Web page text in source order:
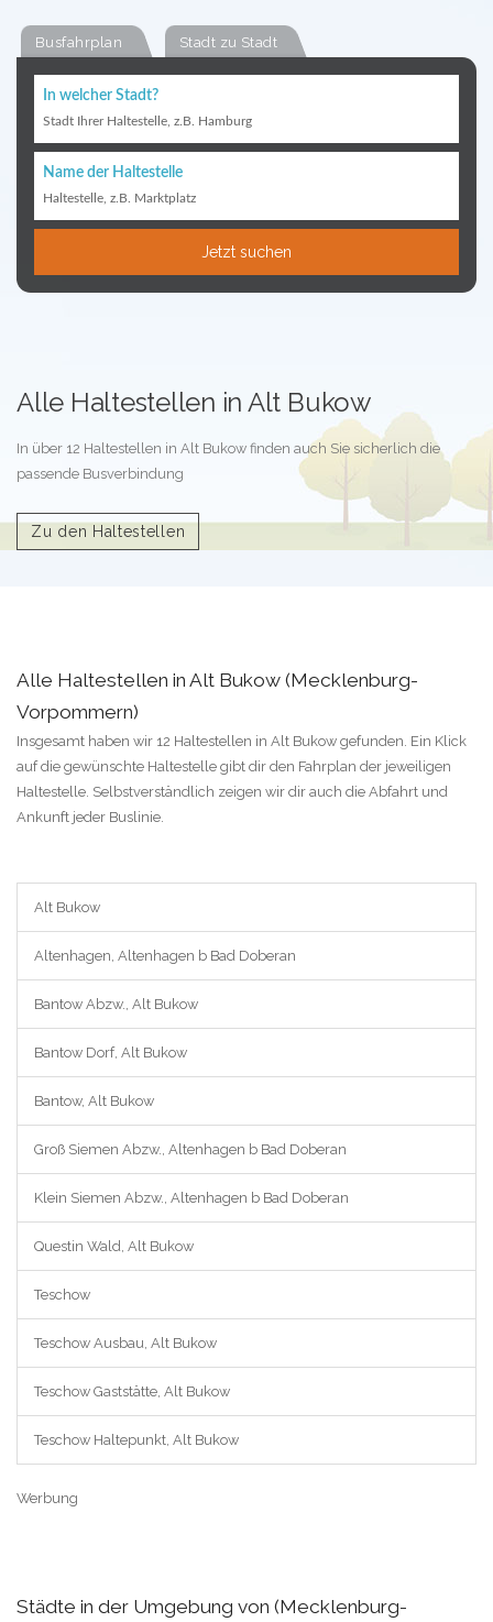
Busfahrplan Stadt zu Stadt
In welcher Stadt?
Stadt Ihrer Haltestelle, z.B. Hamburg
Name der Haltestelle
Haltestelle, z.B. Marktplatz
Jetzt suchen
Alle Haltestellen in Alt Bukow
In über 12 Haltestellen in Alt Bukow finden auch Sie sicherlich die
passende Busverbindung
Zu den Haltestellen
Alle Haltestellen in Alt Bukow (Mecklenburg-
Vorpommern)
Insgesamt haben wir 12 Haltestellen in Alt Bukow gefunden. Ein Klick
auf die gewünschte Haltestelle gibt dir den Fahrplan der jeweiligen
Haltestelle. Selbstverständlich zeigen wir dir auch die Abfahrt und
Ankunft jeder Buslinie.
Alt Bukow
Altenhagen, Altenhagen b Bad Doberan
Bantow Abzw., Alt Bukow
Bantow Dorf, Alt Bukow
Bantow, Alt Bukow
Groß Siemen Abzw., Altenhagen b Bad Doberan
Klein Siemen Abzw., Altenhagen b Bad Doberan
Questin Wald, Alt Bukow
Teschow
Teschow Ausbau, Alt Bukow
Teschow Gaststätte, Alt Bukow
Teschow Haltepunkt, Alt Bukow
Werbung
Städte in der Umgebung von (Mecklenburg-